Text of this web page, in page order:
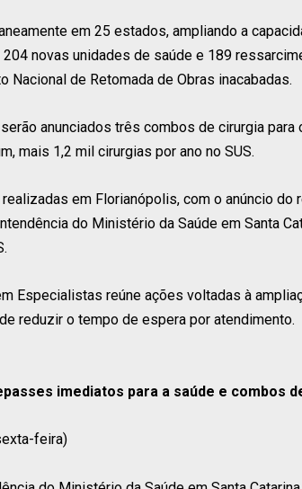
em 25 estados, ampliando a
novas unidades de saúde e 189
Nacional de Retomada de Obras inacabadas.
anunciados três combos de cirurgia
mais 1,2 mil cirurgias por ano no SUS.
em Florianópolis, com o anúncio
do Ministério da Saúde em Santa
Especialistas reúne ações voltadas à
reduzir o tempo de espera por atendimento.
imediatos para a saúde e combos
feira)